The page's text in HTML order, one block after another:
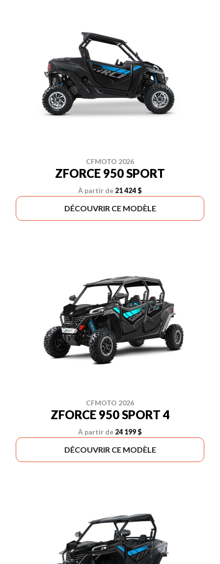
CFMOTO 2026
ZFORCE 950 SPORT
À partir de 21 424 $
DÉCOUVRIR CE MODÈLE
CFMOTO 2026
ZFORCE 950 SPORT 4
À partir de 24 199 $
DÉCOUVRIR CE MODÈLE